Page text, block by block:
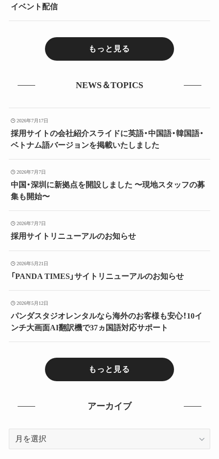
イベント配信
もっと見る
NEWS＆TOPICS
2026年7月17日
採用サイトの会社紹介スライドに英語・中国語・韓国語・
ベトナム語バージョンを掲載いたしました
2026年7月7日
中国・深圳に新拠点を開設しました 〜現地スタッフの募
集も開始〜
2026年7月7日
採用サイトリニューアルのお知らせ
2026年5月21日
「PANDA TIMES」サイトリニューアルのお知らせ
2026年5月12日
パンダスタジオレンタルなら海外のお客様も安心！10イ
ンチ大画面AI翻訳機で37ヵ国語対応サポート
もっと見る
アーカイブ